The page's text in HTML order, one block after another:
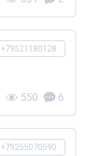
+79521180128
550 6
+79255070590